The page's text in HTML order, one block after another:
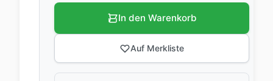
In den Warenkorb
Auf Merkliste